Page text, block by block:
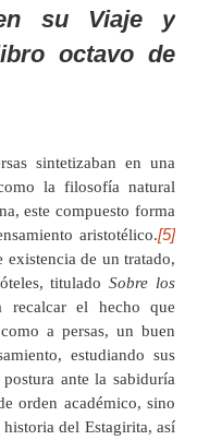
su Viajey
octavo de
sintetizaban en una
la filosofía natural
este compuesto forma
aristotélico.[5]
de un tratado,
tituladoSobre los
recalcar el hecho que
a persas, un buen
estudiando sus
ante la sabiduría
orden académico, sino
del Estagirita, así